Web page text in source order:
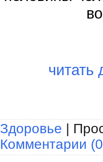
читать
Здоровье |
Комментарии